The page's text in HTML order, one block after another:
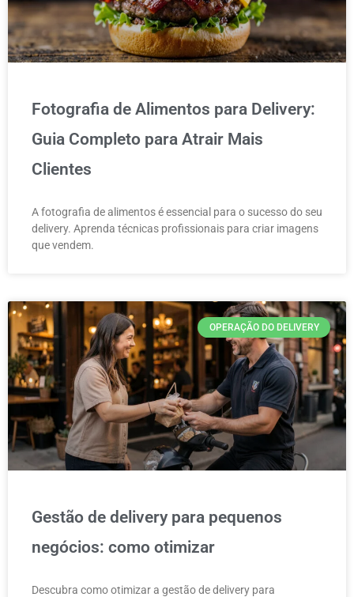
Fotografia de Alimentos para Delivery:
Guia Completo para Atrair Mais
Clientes
A fotografia de alimentos é essencial para o sucesso do seu
delivery. Aprenda técnicas profissionais para criar imagens
que vendem.
OPERAÇÃO DO DELIVERY
Gestão de delivery para pequenos
negócios: como otimizar
Descubra como otimizar a gestão de delivery para